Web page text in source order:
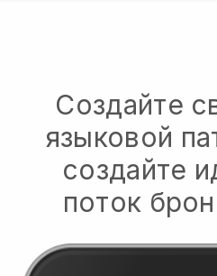
Создайте
языковой
создайте
поток